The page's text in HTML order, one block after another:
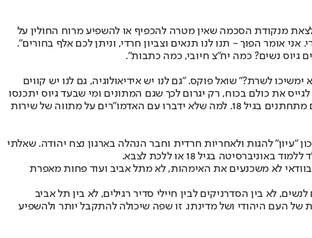
מנקודת הסכמה שאין מטרה להכפיף או להשפיע מרוח החולין על
אומר הפוך - תנו לנו תנאים וצביון חרדי, וניתן לכם אלף בחורים".
גיוס נשים? כמה יח"צ חיובי, כמה כתבות".
לשרת?" שואל פוקס. "גם לנו יש אידיאולוגיה, גם לנו יש קווים
את כולם בכוח, רק יגרום לכך שגם המתונים ומי שבעד גיוס יתכנסו
חזרה סביב מדורת השבט. אם לא יפתחו את הראש לפתרונות מועילים, איש לא ירוויח. קחי, לדוגמה, את הציבור החסידי - הצבא לא רלוונטי עבורם. הם מתחתנים בגיל 18. למה שלא ידברו עם האדמו"רים על מתווה של שירות
להגות ולאחריות חרדית וחבר הנהלה בארגון נצח יהודה. שאלתי
בגיל 18 או ללכת לצבא.
לא משכנעים את האימהות, לא מתל אביב ועוד פחות מאפרת
לא בין הסדרניקים לבין חיילי סדיר רגילים, לא בין תל אביב
העם היהודי ושל מדינתו. זו שפה שיכולה להתקבל יותר ולהשפיע